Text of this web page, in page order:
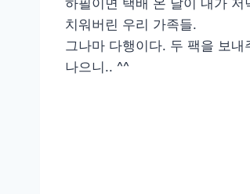
하필이면 택배 온 날이 내가
치워버린 우리 가족들.
그나마 다행이다. 두 팩을 보
나으니.. ^^